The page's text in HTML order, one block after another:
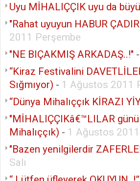
Uyu MİHALIÇÇIK uyu da
"Rahat uyuyun HABUR
2011 Perşembe
"NE BIÇAKMIŞ ARKADAŞ..!" -
“Kiraz Festivalini
Sığmıyor) - 1 Ağustos 2011
“Dünya Mihalıççık KİRAZI
"MİHALIÇÇIKâ€™LILAR
Mihalıççık) - 1 Ağustos
"Bazen yenilgilerdir
Salı